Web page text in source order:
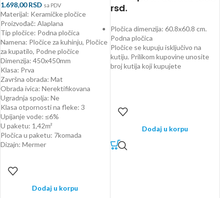
1.698,00RSD sa PDV
Materijal: Keramičke pločice
Proizvođač: Alaplana
Tip pločice: Podna pločica
Namena: Pločice za kuhinju, Pločice
za kupatilo, Podne pločice
Dimenzija: 450x450mm
Klasa: Prva
Završna obrada: Mat
Obrada ivica: Nerektifikovana
Ugradnja spolja: Ne
Klasa otpornosti na fleke: 3
Upijanje vode: ≤6%
U paketu: 1,42m²
Pločica u paketu: 7komada
Dizajn: Mermer
Dodaj u korpu
rsd.
Pločica dimenzija: 60.8x60.8 cm.
Podna pločica
Pločice se kupuju isključivo na
kutiju. Prilikom kupovine unosite
broj kutija koji kupujete
Dodaj u korpu